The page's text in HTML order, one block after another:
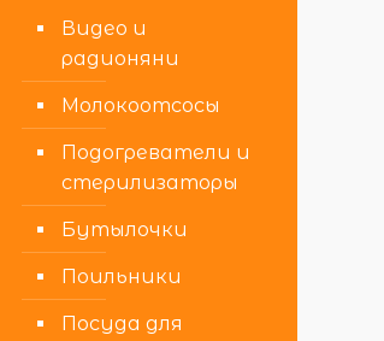
Видео и
радионяни
Молокоотсосы
Подогреватели и
стерилизаторы
Бутылочки
Поильники
Посуда для